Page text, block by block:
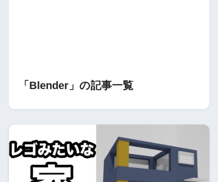
「Blender」の記事一覧